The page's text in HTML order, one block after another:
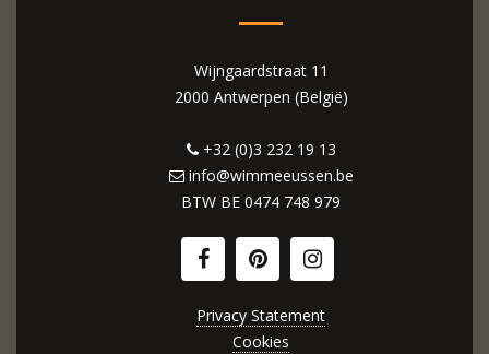
Wijngaardstraat 11
2000 Antwerpen (België)
+32 (0)3 232 19 13
info@wimmeeussen.be
BTW BE 0474 748 979
Privacy Statement
Cookies